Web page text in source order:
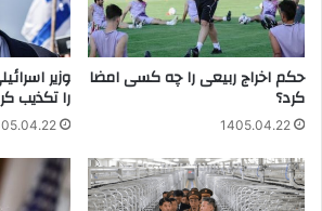
حکم اخراج ربیعی را چه کسی امضا
کرد؟
1405.04.22
وزیر
را تکذیب